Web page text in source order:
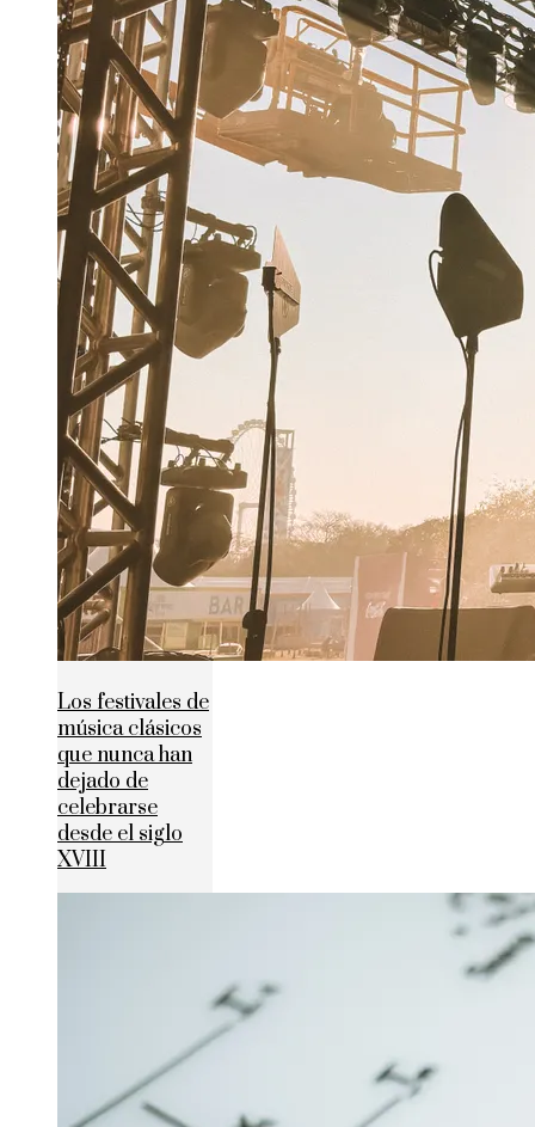
Los festivales de
música clásicos
que nunca han
dejado de
celebrarse
desde el siglo
XVIII